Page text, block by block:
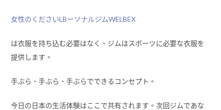
女性のくださいLBーソナルジムWELBEX
は衣服を持ち込む必要はなく、ジムはスポーツに必要な衣服を
提供します。
手ぶら、手ぶら、手ぶらでできるコンセプト。
今日の日本の生活体験はここで共有されます。次回ジムであな